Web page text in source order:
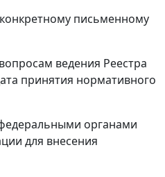
письменному
ведения Реестра
принятия нормативного
органами
для внесения